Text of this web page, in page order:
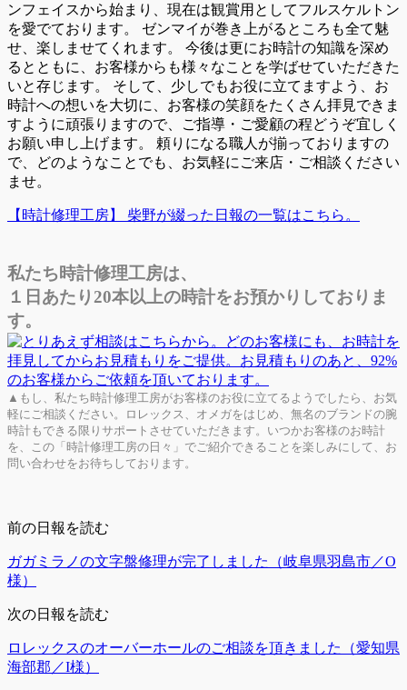
ンフェイスから始まり、現在は観賞用としてフルスケルトン
を愛でております。 ゼンマイが巻き上がるところも全て魅
せ、楽しませてくれます。 今後は更にお時計の知識を深め
るとともに、お客様からも様々なことを学ばせていただきた
いと存じます。 そして、少しでもお役に立てますよう、お
時計への想いを大切に、お客様の笑顔をたくさん拝見できま
すように頑張りますので、ご指導・ご愛顧の程どうぞ宜しく
お願い申し上げます。 頼りになる職人が揃っておりますの
で、どのようなことでも、お気軽にご来店・ご相談ください
ませ。
【時計修理工房】 柴野が綴った日報の一覧はこちら。
私たち時計修理工房は、
１日あたり20本以上の時計をお預かりしておりま
す。
▲もし、私たち時計修理工房がお客様のお役に立てるようでしたら、お気
軽にご相談ください。ロレックス、オメガをはじめ、無名のブランドの腕
時計もできる限りサポートさせていただきます。いつかお客様のお時計
を、この「時計修理工房の日々」でご紹介できることを楽しみにして、お
問い合わせをお待ちしております。
前の日報を読む
ガガミラノの文字盤修理が完了しました（岐阜県羽島市／O
様）
次の日報を読む
ロレックスのオーバーホールのご相談を頂きました（愛知県
海部郡／I様）